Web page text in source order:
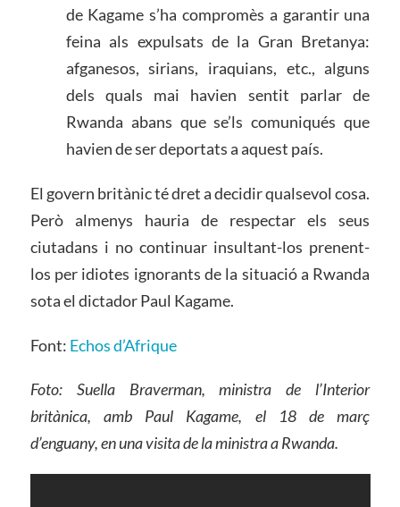
de Kagame s’ha compromès a garantir una
feina als expulsats de la Gran Bretanya:
afganesos, sirians, iraquians, etc., alguns
dels quals mai havien sentit parlar de
Rwanda abans que se’ls comuniqués que
havien de ser deportats a aquest país.
El govern britànic té dret a decidir qualsevol cosa.
Però almenys hauria de respectar els seus
ciutadans i no continuar insultant-los prenent-
los per idiotes ignorants de la situació a Rwanda
sota el dictador Paul Kagame.
Font: Echos d’Afrique
Foto: Suella Braverman, ministra de l’Interior
britànica, amb Paul Kagame, el 18 de març
d’enguany, en una visita de la ministra a Rwanda.